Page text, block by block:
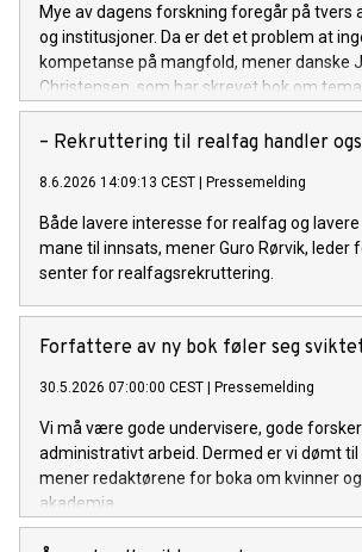
Mye av dagens forskning foregår på tvers
og institusjoner. Da er det et problem at
kompetanse på mangfold, mener danske
Christensen, som har skrevet bok om
– Rekruttering til realfag handler
8.6.2026 14:09:13 CEST | Pressemelding
Både lavere interesse for realfag og
mane til innsats, mener Guro Rørvik, leder
senter for realfagsrekruttering.
Forfattere av ny bok føler seg
30.5.2026 07:00:00 CEST | Pressemelding
Vi må være gode undervisere, gode
administrativt arbeid. Dermed er vi dømt til
mener redaktørene for boka om kvinner
akademia.